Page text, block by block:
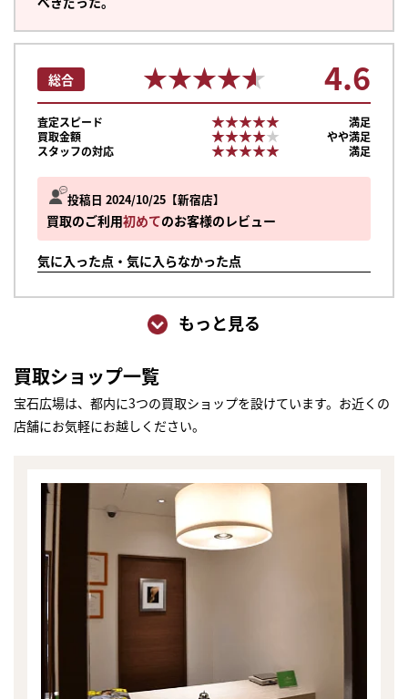
投稿日 2024/10/25 新宿店
買取のご利用初めてのお客様のレビュー
気に入った点・気に入らなかった点
総合 ★★★★★
★★★★★ 4.6
査定スピード ★★★★★
★★★★★
満足
買取金額
★★★★★
★★★★★
やや満足
スタッフの対応
★★★★★
★★★★★ 満足
もっと見る
買取ショップ一覧
宝石広場は、都内に3つの買取ショップを設けています。お近くの
店舗にお気軽にお越しください。